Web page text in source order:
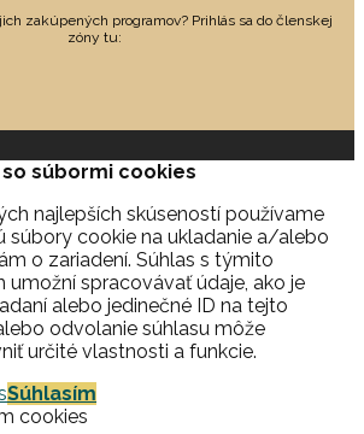
zakúpených programov? Prihlás sa do členskej
zóny tu:
súbormi cookies
najlepších skúseností používame
súbory cookie na ukladanie a/alebo
o zariadení. Súhlas s týmito
spracovávať údaje, ako je
alebo jedinečné ID na tejto
odvolanie súhlasu môže
určité vlastnosti a funkcie.
Súhlasím
cookies